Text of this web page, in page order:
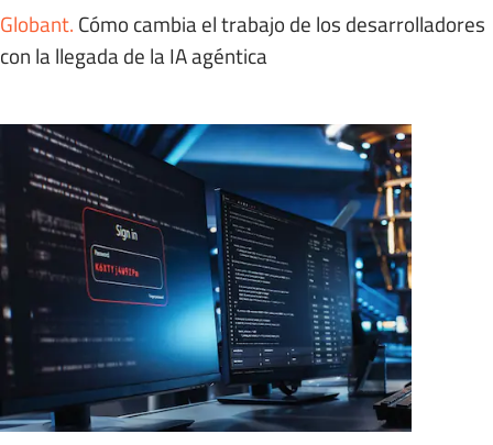
Globant. Cómo cambia el trabajo de los desarrolladores
con la llegada de la IA agéntica